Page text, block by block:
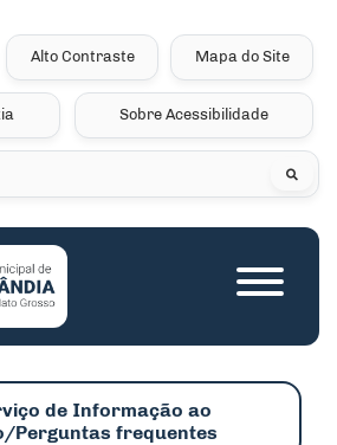
atalhos e
[alt+4]
Alto Contraste Mapa do Site
Sobre Acessibilidade
de Informação ao
Perguntas frequentes
menu